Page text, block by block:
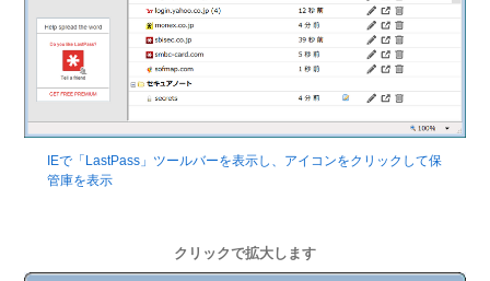
IEで「LastPass」ツールバーを表示し、アイコンをクリックして保
管庫を表示
クリックで拡大します